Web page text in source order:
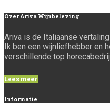
Over Ariva Wijnbeleving
Ariva is de Italiaanse
Ik ben een wijnliefhebber en
verschillende top
Lees meer
Informatie